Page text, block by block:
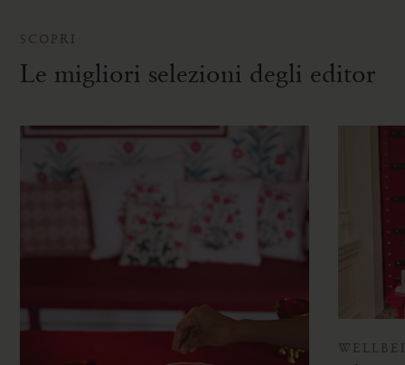
SCOPRI
Le migliori selezioni degli editor